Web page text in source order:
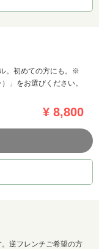
。初めての方にも。※
」をお選びください。
¥ 8,800
逆フレンチご希望の方